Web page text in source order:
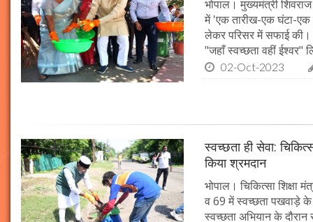
भोपाल। मुख्यमंत्री
में 'एक तारीख-एक घंटा-एक
लेकर परिसर में सफाई की।
"जहाँ स्वच्छता वहीं ईश्वर"
02-Oct-2023
स्वच्छता ही सेवा:
किया श्रमदान
भोपाल। चिकित्सा शिक्षा
व 69 में स्वच्छता पखवाड़े के
स्वच्छता अभियान के